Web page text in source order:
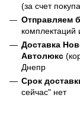
(за счет
Отправляем
комплектаций
Доставка
Автолюкс
Днепр
Срок
сейчас" нет